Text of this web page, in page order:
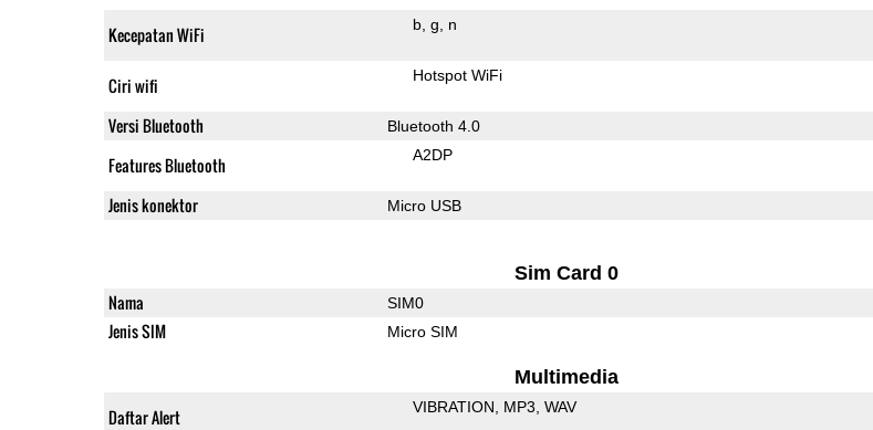
Kecepatan WiFi b g n
Ciri wifi Hotspot WiFi
Versi Bluetooth Bluetooth 4.0
Features Bluetooth A2DP
Jenis konektor Micro USB
Sim Card 0
Nama SIM0
Jenis SIM Micro SIM
Multimedia
Daftar Alert VIBRATION MP3 WAV